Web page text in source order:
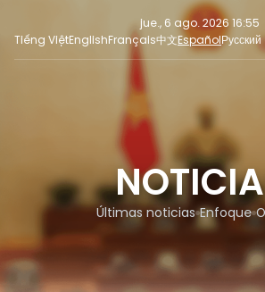
jue., 6 ago. 2026 16:55
Tiếng ViệtEnglishFrançais中文EspañolРусский
Últimas noticias
Enfoque
Opinión
NOTICIAS PARA LA PRENSA
REDES SOCIALESÚltimas noticias Enfoque